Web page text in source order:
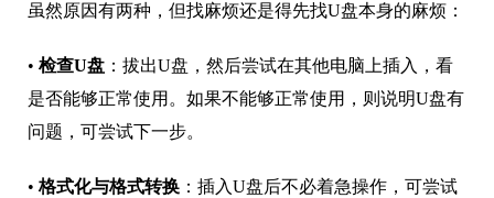
虽然原因有两种，但找麻烦还是得先找U盘本身的麻烦：
• 检查U盘 ：拔出U盘，然后尝试在其他电脑上插入，看
是否能够正常使用。如果不能够正常使用，则说明U盘有
问题，可尝试下一步。
• 格式化与格式转换 ：插入U盘后不必着急操作，可尝试